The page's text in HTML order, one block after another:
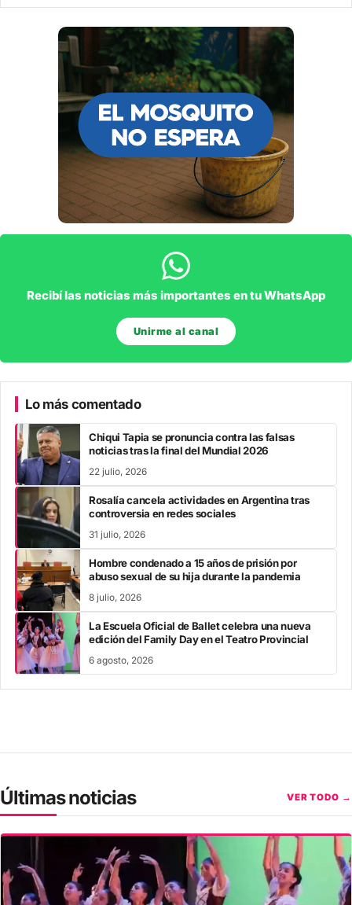
Recibí las noticias más importantes en tu WhatsApp
Unirme al canal
Lo más comentado
Chiqui Tapia se pronuncia contra las falsas
noticias tras la final del Mundial 2026
22 julio, 2026
Rosalía cancela actividades en Argentina tras
controversia en redes sociales
31 julio, 2026
Hombre condenado a 15 años de prisión por
abuso sexual de su hija durante la pandemia
8 julio, 2026
La Escuela Oficial de Ballet celebra una nueva
edición del Family Day en el Teatro Provincial
6 agosto, 2026
Últimas noticias VER TODO →